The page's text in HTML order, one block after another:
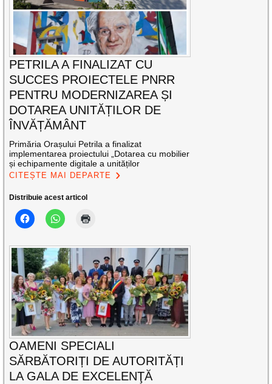
PETRILA A FINALIZAT CU
SUCCES PROIECTELE PNRR
PENTRU MODERNIZAREA ȘI
DOTAREA UNITĂȚILOR DE
ÎNVĂȚĂMÂNT
Primăria Orașului Petrila a finalizat
implementarea proiectului „Dotarea cu mobilier
și echipamente digitale a unităților
CITEȘTE MAI DEPARTE
Distribuie acest articol
OAMENI SPECIALI
SĂRBĂTORIȚI DE AUTORITĂȚI
LA GALA DE EXCELENŢĂ